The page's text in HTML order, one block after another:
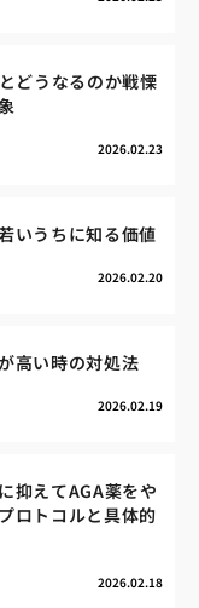
どうなるのか戦慄
2026.02.23
いうちに知る価値
2026.02.20
高い時の対処法
2026.02.19
抑えてAGA薬をや
ロトコルと具体的
2026.02.18